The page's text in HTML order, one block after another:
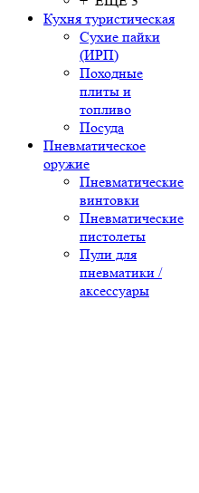
Кухня туристическая
Сухие пайки
(ИРП)
Походные
плиты и
топливо
Посуда
Пневматическое
оружие
Пневматические
винтовки
Пневматические
пистолеты
Пули для
пневматики /
аксессуары